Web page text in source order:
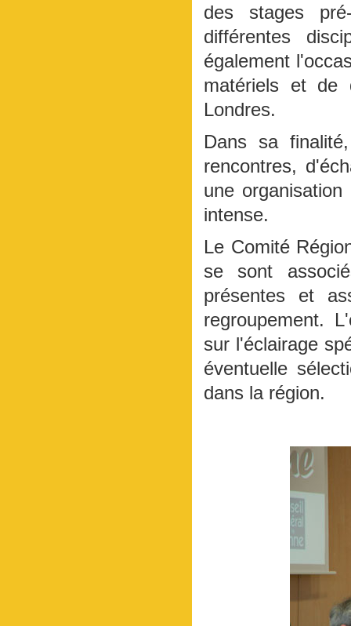
des stages
différentes
également
matériels et de
Londres.
Dans sa
rencontres,
une
intense.
Le Comité
se sont
présentes et
regroupement.
sur l'éclairage
éventuelle
dans la région.